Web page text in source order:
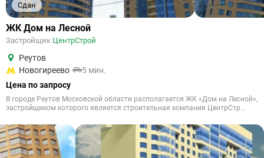
Сдан
ЖК Дом на Лесной
Застройщик ЦентрСтрой
Реутов
Новогиреево
5 мин.
Цена по запросу
В городе Реутов Московской области располагается ЖК «Дом на Лесной»,
застройщиком которого является строительная компания ЦентрСтр...